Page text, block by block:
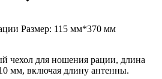
Размер: 115 мм*370 мм
чехол для ношения рации, длина
мм, включая длину антенны.